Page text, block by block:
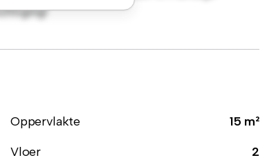
Oppervlakte
15 m²
Vloer
2